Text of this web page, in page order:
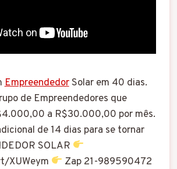
EmpreendedorSolar em 40 dias.
de Empreendedores que
a R$30.000,00 por mês.
de 14 dias para se tornar
SOLAR
XUWeym
Zap 21-989590472